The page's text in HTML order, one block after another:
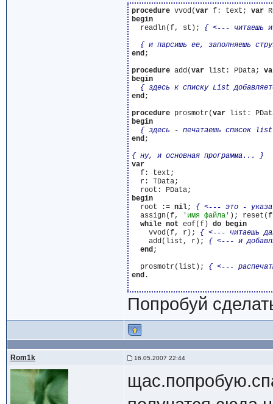
procedure vvod(var f: text; var
begin
  readln(f, st);
{ <--- читаешь
{ и парсишь ее, заполняешь
end;
procedure add(var list: PData;
begin
{ здесь к списку List
end;
procedure prosmotr(var
begin
{ здесь - печатаешь список
end;
{ ну, и основная программа... }
var
  f: text;
  r: TData;
begin
  root :=
nil; { <--- это -
  assign(f,
'имя файла' );
while not eof(f) do begin
    vvod(f, r);
{ <--- читаешь
    add(list, r);
{ <--- и
end;
  prosmotr(list);
{ <---
end.
Попробуй
Rom1k 16.05.2007 22:44